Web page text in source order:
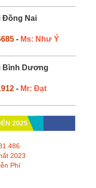
Đồng Nai
- Ms: Như Ý
Bình Dương
- Mr: Đạt
2025
2023
Phí